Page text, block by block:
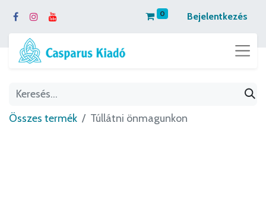
0 Bejelentkezés
Összes termék Túllátni önmagunkon